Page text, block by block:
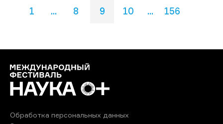
1 ... 8 9 10 ... 156
Обработка персональных данных